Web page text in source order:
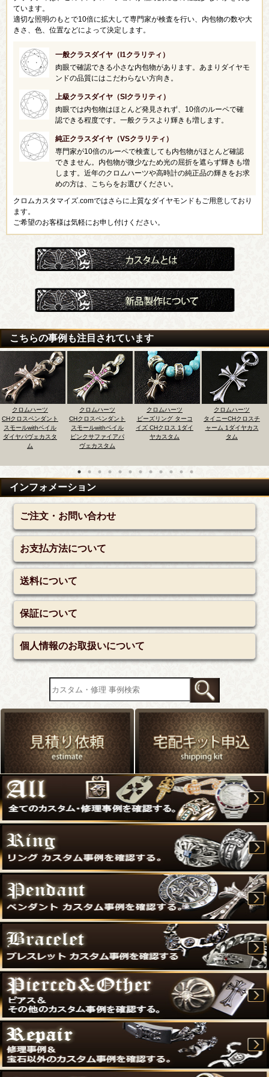
ています。
適切な照明のもとで10倍に拡大して専門家が検査を行い、内包物の数や大
きさ、色、位置などによって決定します。
一般クラスダイヤ（I1クラリティ）
肉眼で確認できる小さな内包物があります。あまりダイヤモ
ンドの品質にはこだわらない方向き。
上級クラスダイヤ（SIクラリティ）
肉眼では内包物はほとんど発見されず、10倍のルーペで確
認できる程度です。一般クラスより輝きも増します。
純正クラスダイヤ（VSクラリティ）
専門家が10倍のルーペで検査しても内包物がほとんど確認
できません。内包物が微少なため光の屈折を遮らず輝きも増
します。近年のクロムハーツや高時計の純正品の輝きをお求
めの方は、こちらをお選びください。
クロムカスタマイズ.comではさらに上質なダイヤモンドもご用意しており
ます。
ご希望のお客様は気軽にお申し付けください。
こちらの事例も注目されています
クロムハーツ
ロスペンダント
ールwithベイル
ヤパヴェカスタ
クロムハーツ
CHクロスペンダント
スモールwithベイル
ピンクサファイアパ
ヴェカスタム
クロムハーツ
ビーズリング ターコ
イズ CHクロス 1ダイ
ヤカスタム
クロムハーツ
タイニーCHクロスチ
ャーム 1ダイヤカス
CH
インフォメーション
ご注文・お問い合わせ
お支払方法について
送料について
保証について
個人情報のお取扱いについて